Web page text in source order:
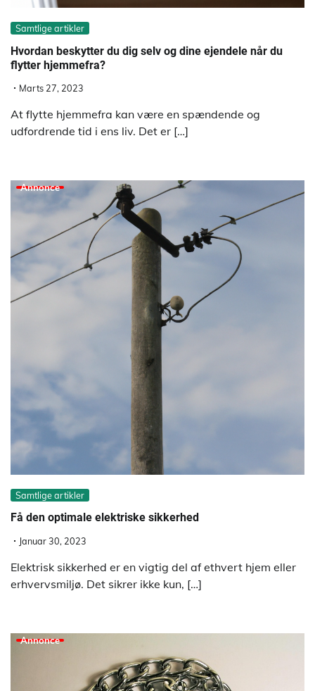
Samtlige artikler
Hvordan beskytter du dig selv og dine ejendele når du
flytter hjemmefra?
Marts 27, 2023
At flytte hjemmefra kan være en spændende og
udfordrende tid i ens liv. Det er […]
Annonce
Samtlige artikler
Få den optimale elektriske sikkerhed
Januar 30, 2023
Elektrisk sikkerhed er en vigtig del af ethvert hjem eller
erhvervsmiljø. Det sikrer ikke kun, […]
Annonce